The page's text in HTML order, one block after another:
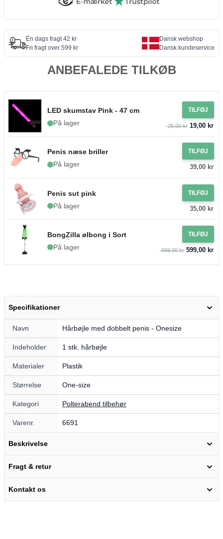
Én dags fragt 42 kr
Fri fragt over 599 kr
Dansk webshop
Dansk kundeservice
ANBEFALEDE TILKØB
LED skumstav Pink - 47 cm
På lager
TILFØJ
25,00 kr19,00 kr
Penis næse briller
På lager
TILFØJ
39,00 kr
Penis sut pink
På lager
TILFØJ
35,00 kr
BongZilla ølbong i Sort
På lager
TILFØJ
999,00 kr599,00 kr
Specifikationer
Navn Hårbøjle med dobbelt penis - Onesize
Indeholder 1 stk. hårbøjle
Materialer Plastik
Størrelse One-size
Kategori Polterabend tilbehør
Varenr. 6691
Beskrivelse
Fragt & retur
Kontakt os